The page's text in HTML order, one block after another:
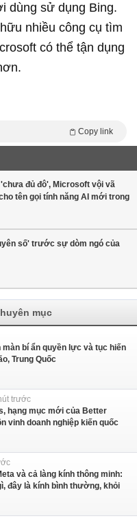
dùng sử dụng Bing.
nhiều công cụ tìm
có thể tận dụng
Copy link
đủ đô', Microsoft vội vã
tên gọi tính năng AI mới trong
số' trước sự dòm ngó của
mục
màn bí ẩn quyền lực và tục hiến
Trung Quốc
trước
hạng mục mới của Better
vinh doanh nghiệp kiến quốc
và cả làng kính thông minh:
đây là kính bình thường, khỏi